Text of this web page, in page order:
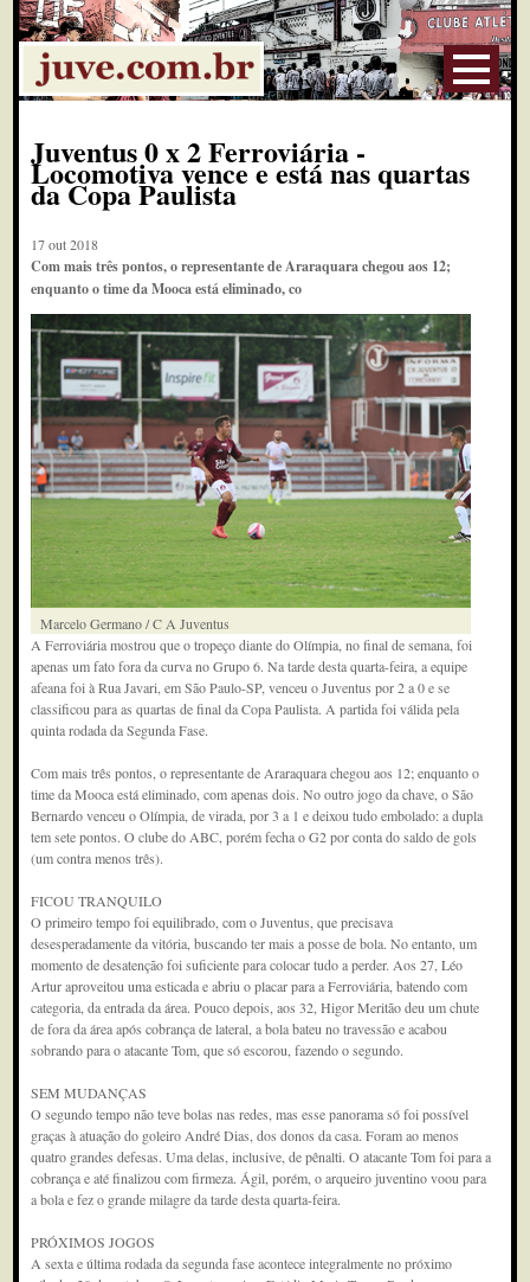
Juventus 0 x 2 Ferroviária -
Locomotiva vence e está nas quartas
da Copa Paulista
17 out 2018
Com mais três pontos, o representante de Araraquara chegou aos 12;
enquanto o time da Mooca está eliminado, co
Marcelo Germano / C A Juventus
A Ferroviária mostrou que o tropeço diante do Olímpia, no final de semana, foi
apenas um fato fora da curva no Grupo 6. Na tarde desta quarta-feira, a equipe
afeana foi à Rua Javari, em São Paulo-SP, venceu o Juventus por 2 a 0 e se
classificou para as quartas de final da Copa Paulista. A partida foi válida pela
quinta rodada da Segunda Fase.
Com mais três pontos, o representante de Araraquara chegou aos 12; enquanto o
time da Mooca está eliminado, com apenas dois. No outro jogo da chave, o São
Bernardo venceu o Olímpia, de virada, por 3 a 1 e deixou tudo embolado: a dupla
tem sete pontos. O clube do ABC, porém fecha o G2 por conta do saldo de gols
(um contra menos três).
FICOU TRANQUILO
O primeiro tempo foi equilibrado, com o Juventus, que precisava
desesperadamente da vitória, buscando ter mais a posse de bola. No entanto, um
momento de desatenção foi suficiente para colocar tudo a perder. Aos 27, Léo
Artur aproveitou uma esticada e abriu o placar para a Ferroviária, batendo com
categoria, da entrada da área. Pouco depois, aos 32, Higor Meritão deu um chute
de fora da área após cobrança de lateral, a bola bateu no travessão e acabou
sobrando para o atacante Tom, que só escorou, fazendo o segundo.
SEM MUDANÇAS
O segundo tempo não teve bolas nas redes, mas esse panorama só foi possível
graças à atuação do goleiro André Dias, dos donos da casa. Foram ao menos
quatro grandes defesas. Uma delas, inclusive, de pênalti. O atacante Tom foi para a
cobrança e até finalizou com firmeza. Ágil, porém, o arqueiro juventino voou para
a bola e fez o grande milagre da tarde desta quarta-feira.
PRÓXIMOS JOGOS
A sexta e última rodada da segunda fase acontece integralmente no próximo